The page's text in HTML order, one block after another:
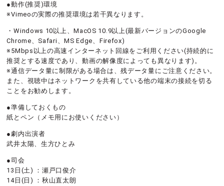
●動作(推奨)環境
※Vimeoの実際の推奨環境は若干異なります。
・Windows 10以上、MacOS 10.9以上(最新バージョンのGoogle
Chrome、Safari、MS Edge、Firefox)
※5Mbps以上の高速インターネット回線をご利用ください(持続的に
推奨とする速度であり、動画の解像度によっても異なります)。
※通信データ量に制限がある場合は、残データ量にご注意ください。
また、視聴中はネットワークを共有している他の端末の接続を切る
ことをお勧めします。
●準備しておくもの
紙とペン（メモ用にお使いください）
●劇内出演者
武井太陽、生方ひとみ
●司会
13日(土) ：瀬戸口俊介
14日(日) ：秋山直太朗